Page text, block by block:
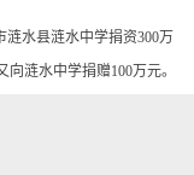
涟水县涟水中学捐资300万
涟水中学捐赠100万元。